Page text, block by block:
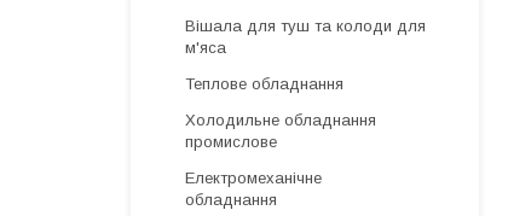
Вішала для туш та колоди для
м'яса
Теплове обладнання
Холодильне обладнання
промислове
Електромеханічне
обладнання